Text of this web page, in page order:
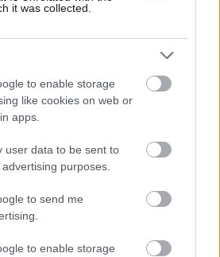
it was collected.
to enable storage
like cookies on web or
apps.
user data to be sent to
purposes.
to send me
to enable storage
hogy néha a Twitter
alszik
szeretnénk, egy celebet is
utánozni a Bing
hallani sem akart az
most majdnem
pénzét elajándékozná
Bezos